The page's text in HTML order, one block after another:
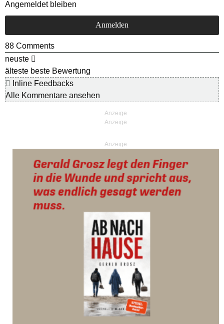
Angemeldet bleiben
88 Comments
neuste
älteste beste Bewertung
Inline Feedbacks
Alle Kommentare ansehen
Anzeige